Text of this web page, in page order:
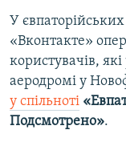
У
«Вконтакте»
користувачів,
аеродромі у
у спільноті
Подсмотрено».